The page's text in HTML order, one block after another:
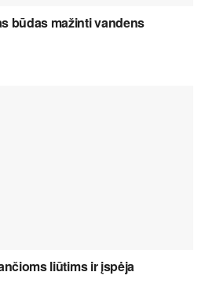
būdas mažinti vandens
liūtims ir įspėja